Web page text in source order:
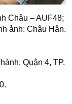
Châu – AUF48;
ảnh: Châu Hân.
Quận 4, TP.